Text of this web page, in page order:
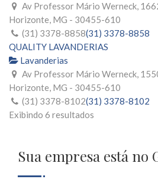
Av Professor Mário Werneck,
Horizonte, MG - 30455-610
(31) 3378-8858(31) 3378-8858
QUALITY LAVANDERIAS
Lavanderias
Av Professor Mário Werneck,
Horizonte, MG - 30455-610
(31) 3378-8102(31) 3378-8102
Exibindo 6 resultados
Sua empresa está no